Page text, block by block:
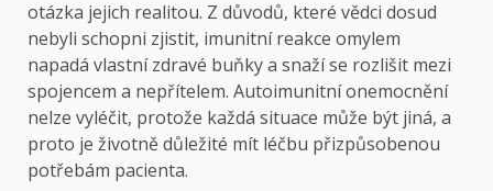
otázka jejich realitou. Z důvodů, které vědci dosud
nebyli schopni zjistit, imunitní reakce omylem
napadá vlastní zdravé buňky a snaží se rozlišit mezi
spojencem a nepřítelem. Autoimunitní onemocnění
nelze vyléčit, protože každá situace může být jiná, a
proto je životně důležité mít léčbu přizpůsobenou
potřebám pacienta.